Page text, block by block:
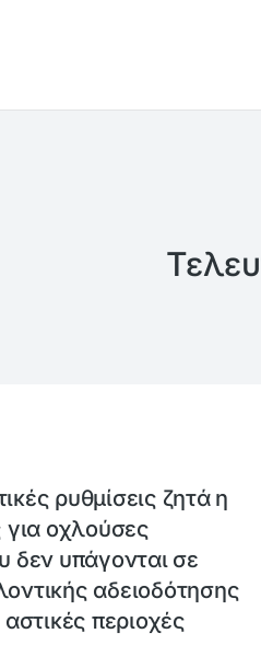
ρυθμίσεις ζητά η
για οχλούσες
δεν υπάγονται σε
αδειοδότησης
περιοχές